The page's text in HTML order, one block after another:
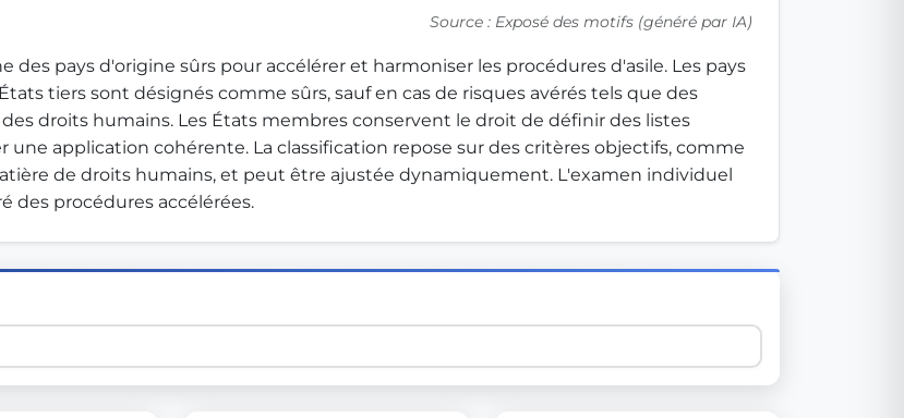
transparency platforms, which lets citizens explore thousands of EU Parliament votes in a clear
transparency in Germany and Europe.
or activism.
Source : Exposé des motifs (généré par IA)
pays d'origine sûrs pour accélérer et harmoniser les procédures d'asile. Les pays
tiers sont désignés comme sûrs, sauf en cas de risques avérés tels que des
droits humains. Les États membres conservent le droit de définir des listes
une application cohérente. La classification repose sur des critères objectifs, comme
de droits humains, et peut être ajustée dynamiquement. L'examen individuel
des procédures accélérées.